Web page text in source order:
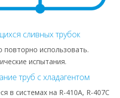
сливных трубок
использовать.
испытания.
труб с хладагентом
в системах на R-410A, R-407C